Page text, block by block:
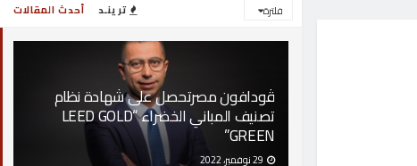
أحدث المقالات ترينـد فلترة
ڤودافون مصرتحصل على شهادة نظام
تصنيف المباني الخضراء “LEED GOLD
GREEN”